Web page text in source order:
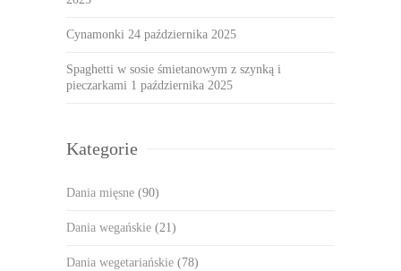
Cynamonki 24 października 2025
Spaghetti w sosie śmietanowym z szynką i
pieczarkami 1 października 2025
Kategorie
Dania mięsne (90)
Dania wegańskie (21)
Dania wegetariańskie (78)